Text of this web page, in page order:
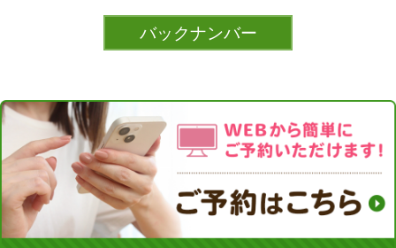
バックナンバー